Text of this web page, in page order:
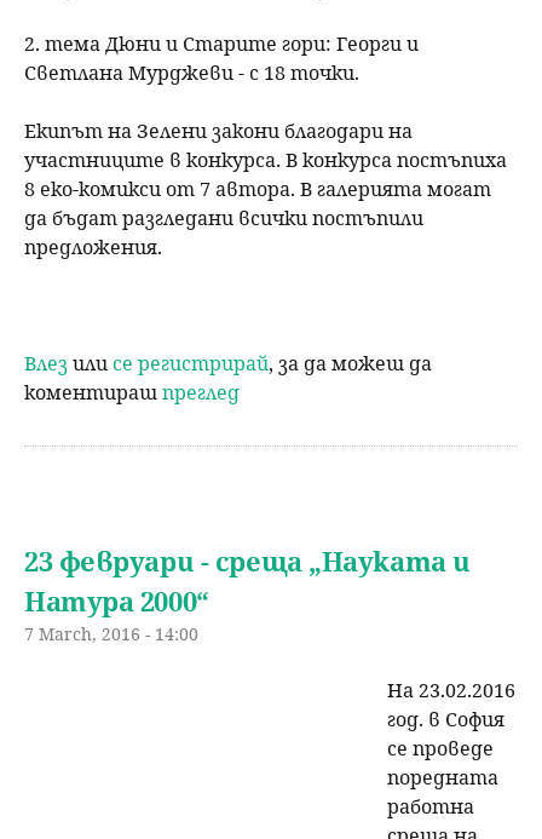
2. тема Дюни и Старите гори: Георги и
Светлана Мурджеви - с 18 точки.
Екипът на Зелени закони благодари на
участниците в конкурса. В конкурса постъпиха
8 еко-комикси от 7 автора. В галерията могат
да бъдат разгледани всички постъпили
предложения.
Влезили се регистрирай, за да можеш да
коментирашпреглед
23 февруари - среща „Науката и
Натура 2000“
7 March, 2016 - 14:00
На 23.02.2016
год. в София
се проведе
поредната
работна